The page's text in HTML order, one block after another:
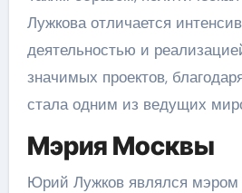
Лужкова отличается
деятельностью и
значимых проектов,
стала одним из ведущих
Мэрия Москвы
Юрий Лужков являлся